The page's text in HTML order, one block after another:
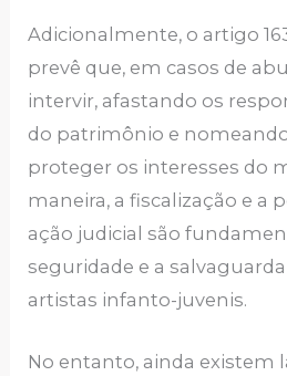
Adicionalmente, o artigo
prevê que, em casos de
intervir, afastando os
do patrimônio e
proteger os interesses do
maneira, a fiscalização e a
ação judicial são
seguridade e a
artistas infanto-juvenis.
No entanto, ainda existem